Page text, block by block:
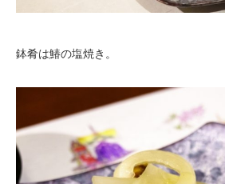
鉢肴は鰆の塩焼き。